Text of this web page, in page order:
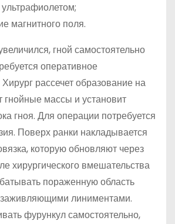
магнитного поля.
гной самостоятельно
оперативное
рассечет образование на
гнойные массы и установит
гноя. Для операции потребуется
Поверх ранки накладывается
которую обновляют через
хирургического вмешательства
пораженную область
заживляющими линиментами.
фурункул самостоятельно,